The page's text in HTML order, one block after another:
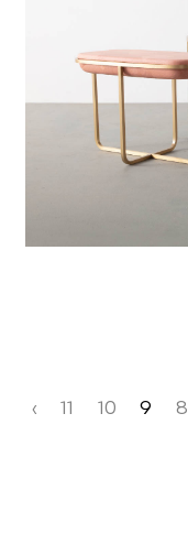
8
9
10
›